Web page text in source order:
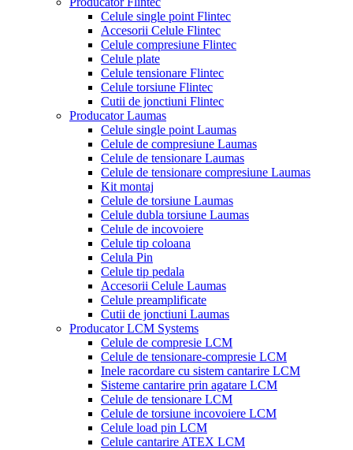
Celule single point Flintec
Accesorii Celule Flintec
Celule compresiune Flintec
Celule plate
Celule tensionare Flintec
Celule torsiune Flintec
Cutii de jonctiuni Flintec
Producator Laumas
Celule single point Laumas
Celule de compresiune Laumas
Celule de tensionare Laumas
Celule de tensionare compresiune Laumas
Kit montaj
Celule de torsiune Laumas
Celule dubla torsiune Laumas
Celule de incovoiere
Celule tip coloana
Celula Pin
Celule tip pedala
Accesorii Celule Laumas
Celule preamplificate
Cutii de jonctiuni Laumas
Producator LCM Systems
Celule de compresie LCM
Celule de tensionare-compresie LCM
Inele racordare cu sistem cantarire LCM
Sisteme cantarire prin agatare LCM
Celule de tensionare LCM
Celule de torsiune incovoiere LCM
Celule load pin LCM
Celule cantarire ATEX LCM